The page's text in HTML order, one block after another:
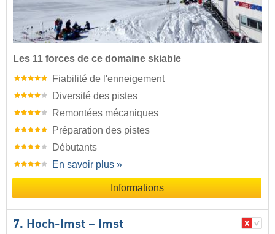
Les 11 forces de ce domaine skiable
Fiabilité de l'enneigement
Diversité des pistes
Remontées mécaniques
Préparation des pistes
Débutants
En savoir plus »
Informations
7. Hoch-Imst – Imst